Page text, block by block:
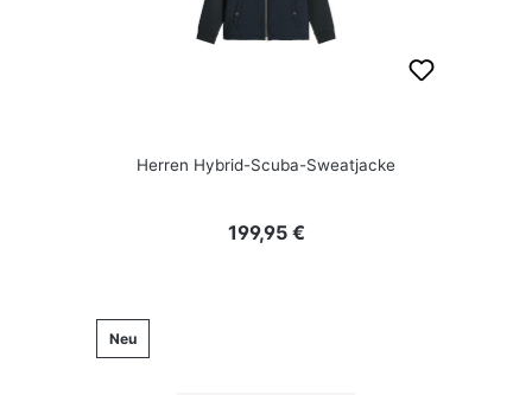
Herren Hybrid-Scuba-Sweatjacke
Regulärer Preis:
199,95 €
Neu